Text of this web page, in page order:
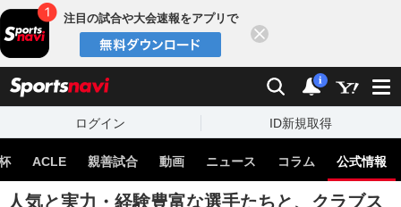
注目の試合や大会速報をアプリで
検索 通知
i
ログイン ID新規取得
ACLE 親善試合 動画 ニュース コラム 公式情報
人気と実力・経験豊富な選手たちと、クラブス